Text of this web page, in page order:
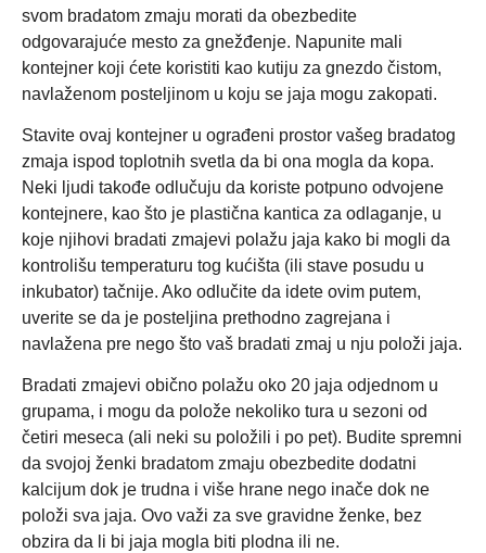
svom bradatom zmaju morati da obezbedite
odgovarajuće mesto za gnežđenje. Napunite mali
kontejner koji ćete koristiti kao kutiju za gnezdo čistom,
navlaženom posteljinom u koju se jaja mogu zakopati.
Stavite ovaj kontejner u ograđeni prostor vašeg bradatog
zmaja ispod toplotnih svetla da bi ona mogla da kopa.
Neki ljudi takođe odlučuju da koriste potpuno odvojene
kontejnere, kao što je plastična kantica za odlaganje, u
koje njihovi bradati zmajevi polažu jaja kako bi mogli da
kontrolišu temperaturu tog kućišta (ili stave posudu u
inkubator) tačnije. Ako odlučite da idete ovim putem,
uverite se da je posteljina prethodno zagrejana i
navlažena pre nego što vaš bradati zmaj u nju položi jaja.
Bradati zmajevi obično polažu oko 20 jaja odjednom u
grupama, i mogu da polože nekoliko tura u sezoni od
četiri meseca (ali neki su položili i po pet). Budite spremni
da svojoj ženki bradatom zmaju obezbedite dodatni
kalcijum dok je trudna i više hrane nego inače dok ne
položi sva jaja. Ovo važi za sve gravidne ženke, bez
obzira da li bi jaja mogla biti plodna ili ne.